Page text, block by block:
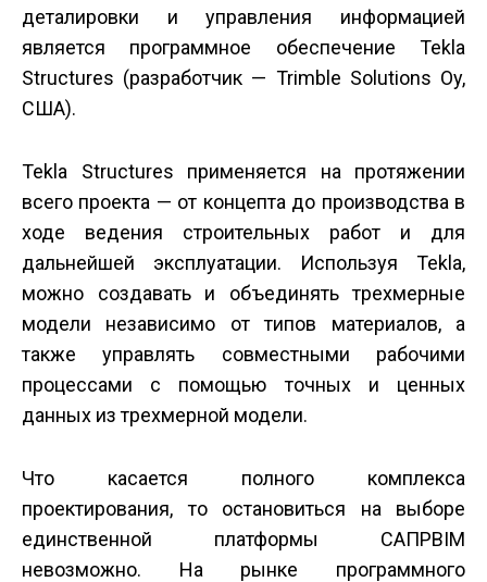
деталировки и управления информацией
является программное обеспечение Tekla
Structures (разработчик — Trimble Solutions Oy,
США).
Tekla Structures применяется на протяжении
всего проекта — от концепта до производства в
ходе ведения строительных работ и для
дальнейшей эксплуатации. Используя Tekla,
можно создавать и объединять трехмерные
модели независимо от типов материалов, а
также управлять совместными рабочими
процессами с помощью точных и ценных
данных из трехмерной модели.
Что касается полного комплекса
проектирования, то остановиться на выборе
единственной платформы САПР­BIM
невозможно. На рынке программного